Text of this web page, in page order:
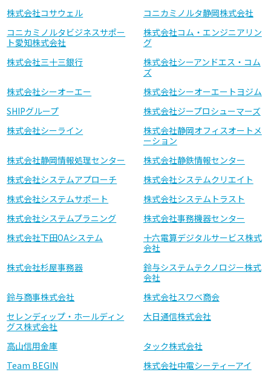
株式会社コサウェル
コニカミノルタ静岡株式会社
コニカミノルタビジネスサポー
ト愛知株式会社
株式会社コム・エンジニアリン
グ
株式会社三十三銀行
株式会社シーアンドエス・コム
ズ
株式会社シーオーエー
株式会社シーオーエートヨジム
SHIPグループ
株式会社ジープロシューマーズ
株式会社シーライン
株式会社静岡オフィスオートメ
ーション
株式会社静岡情報処理センター
株式会社静鉄情報センター
株式会社システムアプローチ
株式会社システムクリエイト
株式会社システムサポート
株式会社システムトラスト
株式会社システムプラニング
株式会社事務機器センター
株式会社下田OAシステム
十六電算デジタルサービス株式
会社
株式会社杉屋事務器
鈴与システムテクノロジー株式
会社
鈴与商事株式会社
株式会社スワベ商会
セレンディップ・ホールディン
グス株式会社
大日通信株式会社
高山信用金庫
タック株式会社
Team BEGIN
株式会社中電シーティーアイ